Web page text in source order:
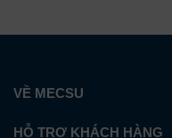
VỀ MECSU
HỖ TRỢ KHÁCH HÀNG